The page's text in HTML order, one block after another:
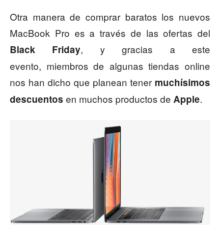
Otra manera de comprar baratos los nuevos
MacBook Pro es a través de las ofertas del
Black Friday, y gracias a este
evento, miembros de algunas tiendas online
nos han dicho que planean tener muchísimos
descuentos en muchos productos de Apple.